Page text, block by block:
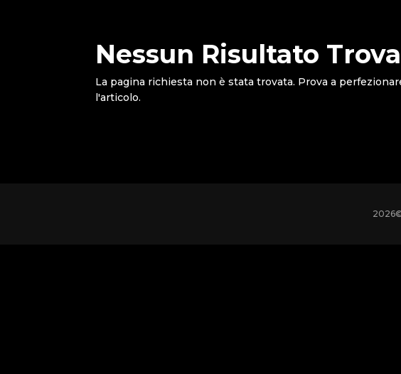
Nessun Risultato
La pagina richiesta non è stata trovata. Prova a
l'articolo.
2026